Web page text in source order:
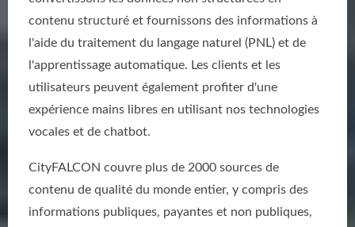
contenu structuré et fournissons des informations à
l'aide du traitement du langage naturel (PNL) et de
l'apprentissage automatique. Les clients et les
utilisateurs peuvent également profiter d'une
expérience mains libres en utilisant nos technologies
vocales et de chatbot.
CityFALCON couvre plus de 2000 sources de
contenu de qualité du monde entier, y compris des
informations publiques, payantes et non publiques,